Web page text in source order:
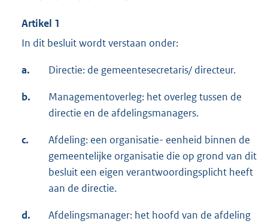
Artikel 1
In dit besluit wordt verstaan onder:
a. Directie: de gemeentesecretaris/ directeur.
b.
Managementoverleg: het overleg tussen de
directie en de afdelingsmanagers.
c.
Afdeling: een organisatie- eenheid binnen de
gemeentelijke organisatie die op grond van dit
besluit een eigen verantwoordingsplicht heeft
aan de directie.
d.
Afdelingsmanager: het hoofd van de afdeling